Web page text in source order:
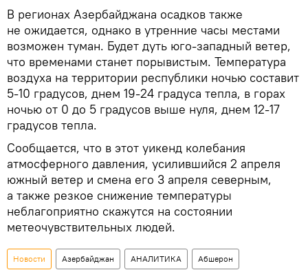
В регионах Азербайджана осадков также
не ожидается, однако в утренние часы местами
возможен туман. Будет дуть юго-западный ветер,
что временами станет порывистым. Температура
воздуха на территории республики ночью составит
5-10 градусов, днем 19-24 градуса тепла, в горах
ночью от 0 до 5 градусов выше нуля, днем 12-17
градусов тепла.
Сообщается, что в этот уикенд колебания
атмосферного давления, усилившийся 2 апреля
южный ветер и смена его 3 апреля северным,
а также резкое снижение температуры
неблагоприятно скажутся на состоянии
метеочувствительных людей.
Новости Азербайджан АНАЛИТИКА Абшерон